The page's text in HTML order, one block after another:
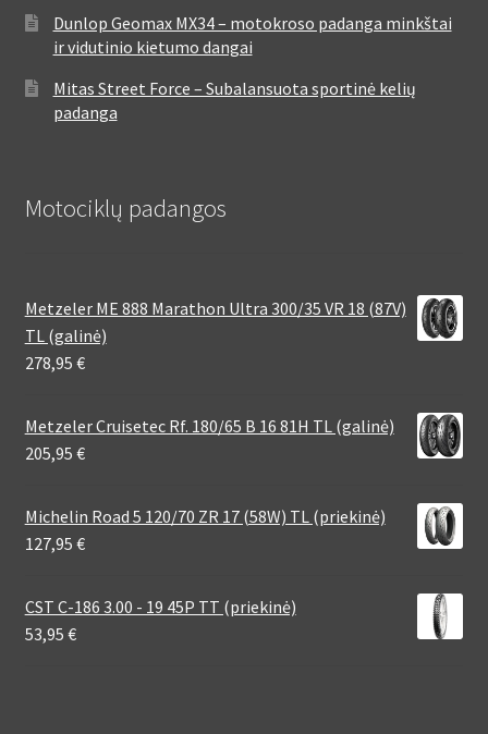
Dunlop Geomax MX34 – motokroso padanga minkštai
ir vidutinio kietumo dangai
Mitas Street Force – Subalansuota sportinė kelių
padanga
Motociklų padangos
Metzeler ME 888 Marathon Ultra 300/35 VR 18 (87V)
TL (galinė)
278,95 €
Metzeler Cruisetec Rf. 180/65 B 16 81H TL (galinė)
205,95 €
Michelin Road 5 120/70 ZR 17 (58W) TL (priekinė)
127,95 €
CST C-186 3.00 - 19 45P TT (priekinė)
53,95 €